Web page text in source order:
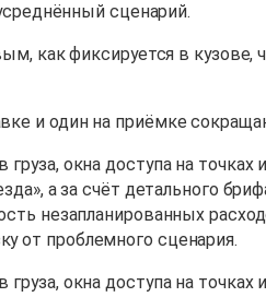
сценарий.
как фиксируется в
и один на приёмке
окна доступа на
а за счёт детального
незапланированных
от проблемного сценария.
окна доступа на